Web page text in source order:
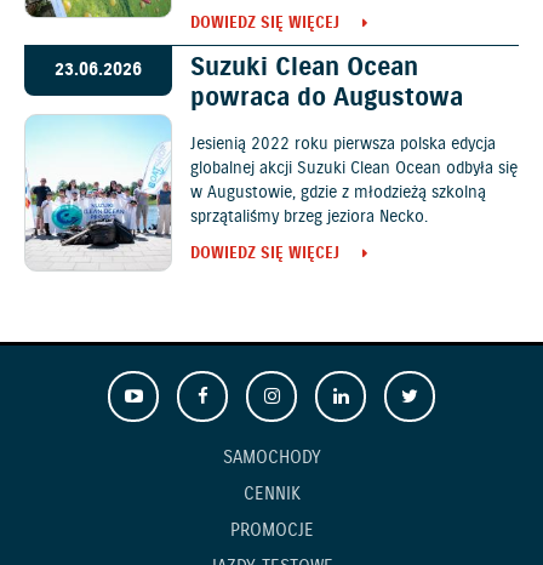
DOWIEDZ SIĘ WIĘCEJ
23.06.2026
Suzuki Clean Ocean
powraca do Augustowa
Jesienią 2022 roku pierwsza polska edycja
globalnej akcji Suzuki Clean Ocean odbyła się
w Augustowie, gdzie z młodzieżą szkolną
sprzątaliśmy brzeg jeziora Necko.
DOWIEDZ SIĘ WIĘCEJ
SAMOCHODY
CENNIK
PROMOCJE